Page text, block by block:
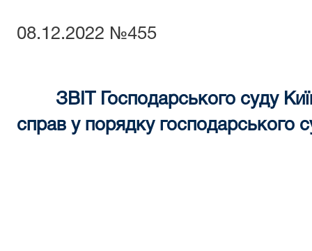
08.12.2022 №455
ЗВІТ Господарського суду
справ у порядку господарського